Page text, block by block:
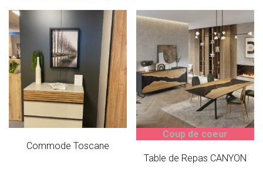
Commode Toscane
Coup de coeur
Table de Repas CANYON